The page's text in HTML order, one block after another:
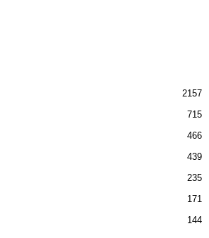
2157
715
466
439
235
171
144